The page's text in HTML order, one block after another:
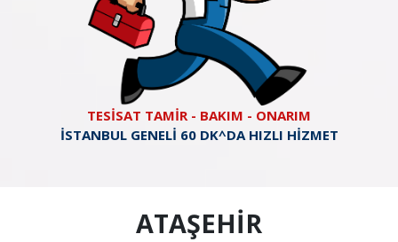
TESİSAT TAMİR - BAKIM - ONARIM
İSTANBUL GENELİ 60 DK^DA HIZLI HİZMET
ATAŞEHİR